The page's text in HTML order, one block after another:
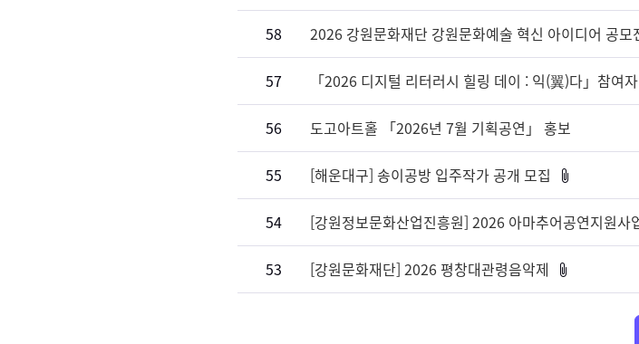
58 2026 강원문화재단 강원문화예술 혁신 아이디어 공모
57 「2026 디지털 리터러시 힐링 데이 : 익(翼)다」참여
56 도고아트홀 「2026년 7월 기획공연」 홍보
55 [해운대구] 송이공방 입주작가 공개 모집
54 [강원정보문화산업진흥원] 2026 아마추어공연지원사
53 [강원문화재단] 2026 평창대관령음악제